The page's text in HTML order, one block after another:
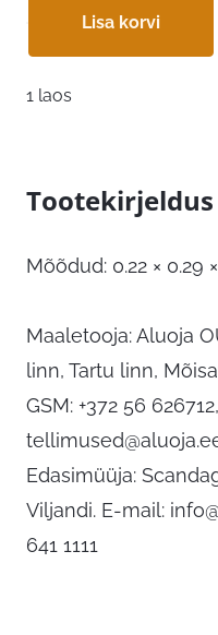
Lisa korvi
1 laos
Tootekirjeldus
Mõõdud: 0.22 × 0.29
Maaletooja: Aluoja
linn, Tartu linn,
GSM: +372 56
Edasimüüja:
Viljandi. E-mail:
641 1111